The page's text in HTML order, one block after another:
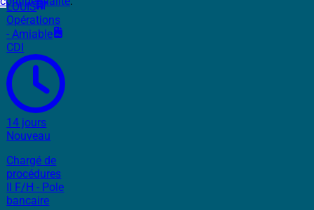
LOUIS
Opérations
- Amiable
CDI
14 jours
Nouveau
Chargé de
procédures
II F/H - Pole
bancaire